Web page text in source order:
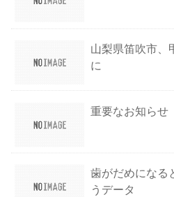
山梨県笛吹市、
に
重要なお知らせ
歯がだめになる
うデータ